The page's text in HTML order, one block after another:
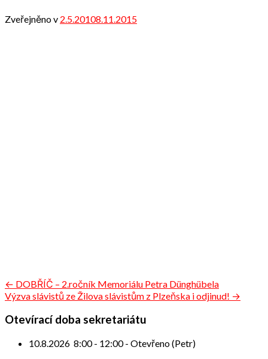
Zveřejněno v 2.5.20108.11.2015
Navigace
pro
příspěvek
← DOBŘÍČ – 2.ročník Memoriálu Petra Dünghübela
Výzva slávistů ze Žilova slávistům z Plzeňska i odjinud! →
Otevírací doba sekretariátu
10.8.2026 8:00- 12:00- Otevřeno (Petr)